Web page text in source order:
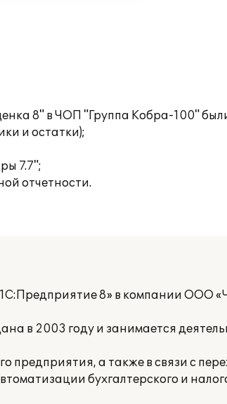
8" в ЧОП "Группа Кобра-100"
и остатки);
7.7";
отчетности.
8» в компании ООО
в 2003 году и занимается
предприятия, а также в связи с
бухгалтерского и